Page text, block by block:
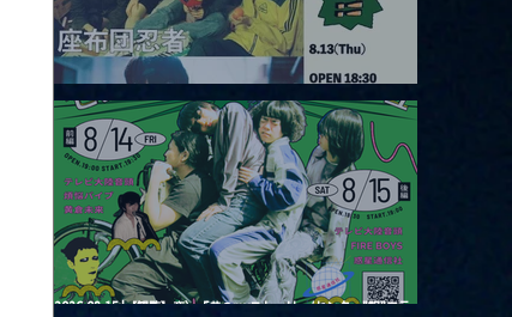
2026.08.13 |【観覧】JUST RIGHT!! vol.26
2026.08.15 |【観覧】夜）『巷のmyストーリー/センター"訳"フラ